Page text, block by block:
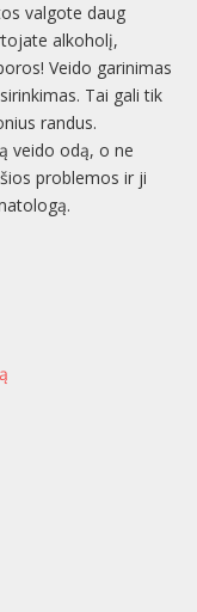
valgote daug
alkoholį,
Veido garinimas
Tai gali tik
randus.
veido odą, o ne
problemos ir ji